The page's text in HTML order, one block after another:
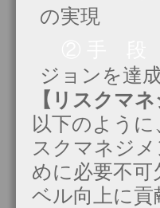
の実現
ジョンを達
【リスクマ
以下のよう
スクマネジ
めに必要不
ベル向上に貢